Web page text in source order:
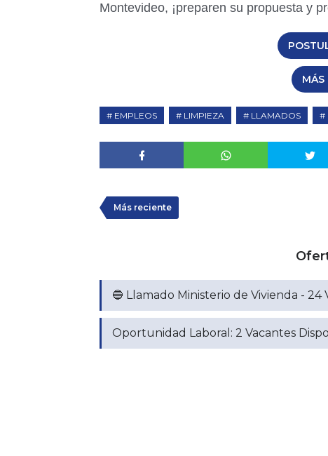
Montevideo, ¡preparen su propuesta y
MÁS
EMPLEOS LIMPIEZA LLAMADOS
Más reciente
🔵 Llamado Ministerio de Vivienda -
Oportunidad Laboral: 2 Vacantes